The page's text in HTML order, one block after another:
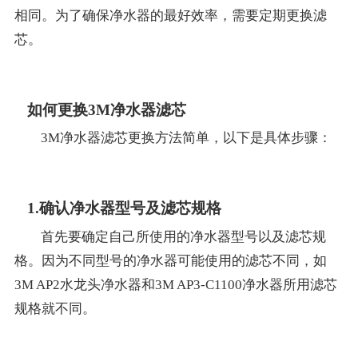
相同。为了确保净水器的最好效率，需要定期更换滤
芯。
如何更换3M净水器滤芯
3M净水器滤芯更换方法简单，以下是具体步骤：
1.确认净水器型号及滤芯规格
首先要确定自己所使用的净水器型号以及滤芯规
格。因为不同型号的净水器可能使用的滤芯不同，如
3M AP2水龙头净水器和3M AP3-C1100净水器所用滤芯
规格就不同。